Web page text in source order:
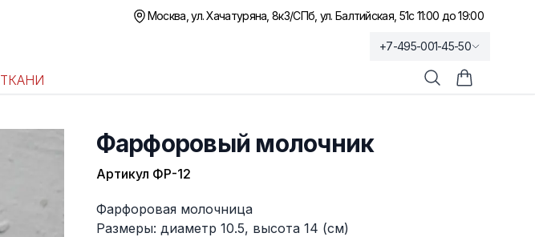
Москва, ул. Хачатуряна, 8к3/СПб, ул. Балтийская, 51с 11:00 до 19:00
ТКАНИ
+7-495-001-45-50
ПоискКорзина
Фарфоровый молочник
Артикул ФР-12
Описание
Фарфоровая молочница
Размеры: диаметр 10.5, высота 14 (см)